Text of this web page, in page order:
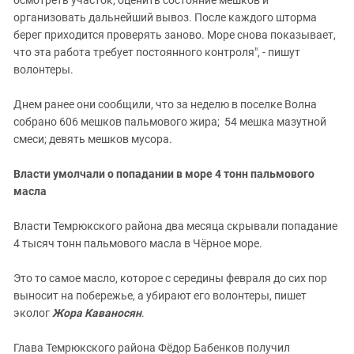
организовать дальнейший вывоз. После каждого шторма
берег приходится проверять заново. Море снова показывает,
что эта работа требует постоянного контроля", - пишут
волонтеры.
Днем ранее они сообщили, что за неделю в поселке Волна
собрано 606 мешков пальмового жира; 54 мешка мазутной
смеси; девять мешков мусора.
Власти умолчали о попадании в море 4 тонн пальмового
масла
Власти Темрюкского района два месяца скрывали попадание
4 тысяч тонн пальмового масла в Чёрное море.
Это то самое масло, которое с середины февраля до сих пор
выносит на побережье, а убирают его волонтеры, пишет
эколог Жора Каваносян.
Глава Темрюкского района Фёдор Бабенков получил